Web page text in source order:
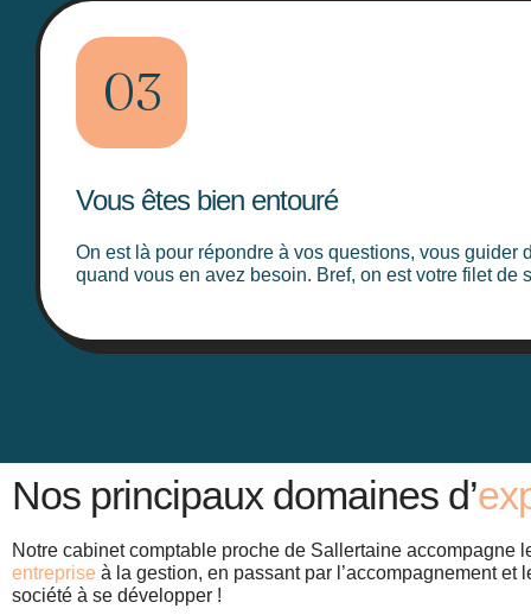
03
Vous êtes bien entouré
On est là pour répondre à vos questions, vous guider
quand vous en avez besoin. Bref, on est votre filet de
Nos principaux domaines d’
Notre cabinet comptable proche de Sallertaine accompagne
entreprise à la gestion, en passant par l’accompagnement et
société à se développer !